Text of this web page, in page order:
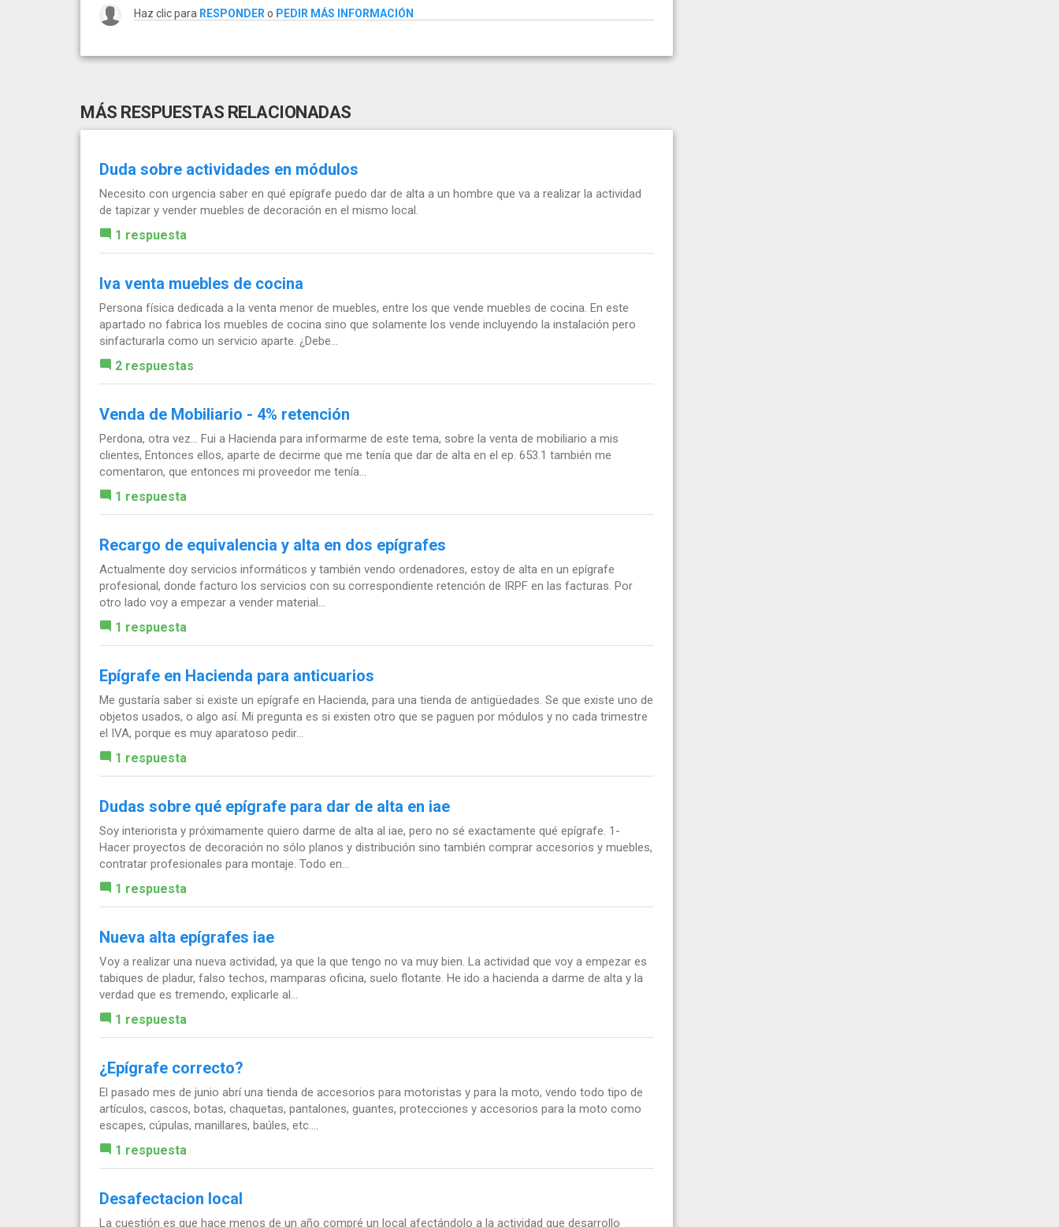
Haz clic para RESPONDER o PEDIR MÁS INFORMACIÓN
MÁS RESPUESTAS RELACIONADAS
Duda sobre actividades en módulos
Necesito con urgencia saber en qué epígrafe puedo dar de alta a un hombre que va a realizar la actividad
de tapizar y vender muebles de decoración en el mismo local.
1 respuesta
Iva venta muebles de cocina
Persona física dedicada a la venta menor de muebles, entre los que vende muebles de cocina. En este
apartado no fabrica los muebles de cocina sino que solamente los vende incluyendo la instalación pero
sinfacturarla como un servicio aparte. ¿Debe...
2 respuestas
Venda de Mobiliario - 4% retención
Perdona, otra vez... Fui a Hacienda para informarme de este tema, sobre la venta de mobiliario a mis
clientes, Entonces ellos, aparte de decirme que me tenía que dar de alta en el ep. 653.1 también me
comentaron, que entonces mi proveedor me tenía...
1 respuesta
Recargo de equivalencia y alta en dos epígrafes
Actualmente doy servicios informáticos y también vendo ordenadores, estoy de alta en un epígrafe
profesional, donde facturo los servicios con su correspondiente retención de IRPF en las facturas. Por
otro lado voy a empezar a vender material...
1 respuesta
Epígrafe en Hacienda para anticuarios
Me gustaría saber si existe un epígrafe en Hacienda, para una tienda de antigüedades. Se que existe uno de
objetos usados, o algo así. Mi pregunta es si existen otro que se paguen por módulos y no cada trimestre
el IVA, porque es muy aparatoso pedir...
1 respuesta
Dudas sobre qué epígrafe para dar de alta en iae
Soy interiorista y próximamente quiero darme de alta al iae, pero no sé exactamente qué epígrafe. 1-
Hacer proyectos de decoración no sólo planos y distribución sino también comprar accesorios y muebles,
contratar profesionales para montaje. Todo en...
1 respuesta
Nueva alta epígrafes iae
Voy a realizar una nueva actividad, ya que la que tengo no va muy bien. La actividad que voy a empezar es
tabiques de pladur, falso techos, mamparas oficina, suelo flotante. He ido a hacienda a darme de alta y la
verdad que es tremendo, explicarle al...
1 respuesta
¿Epígrafe correcto?
El pasado mes de junio abrí una tienda de accesorios para motoristas y para la moto, vendo todo tipo de
artículos, cascos, botas, chaquetas, pantalones, guantes, protecciones y accesorios para la moto como
escapes, cúpulas, manillares, baúles, etc....
1 respuesta
Desafectacion local
La cuestión es que hace menos de un año compré un local afectándolo a la actividad que desarrollo